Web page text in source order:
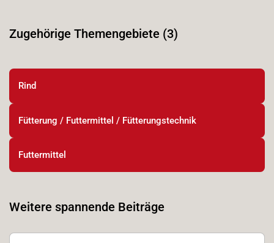
Zugehörige Themengebiete (3)
Rind
Fütterung / Futtermittel / Fütterungstechnik
Futtermittel
Weitere spannende Beiträge